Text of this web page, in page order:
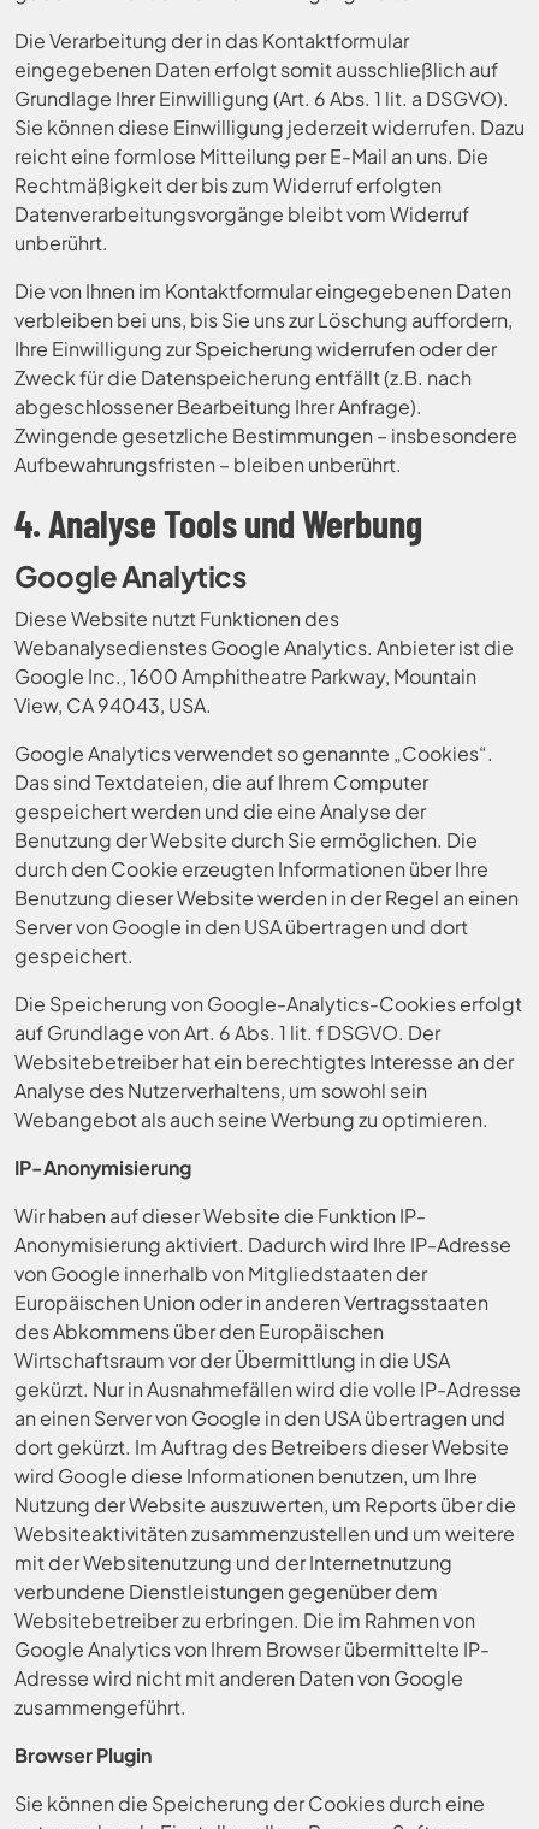
Die Verarbeitung der in das Kontaktformular
eingegebenen Daten erfolgt somit ausschließlich auf
Grundlage Ihrer Einwilligung (Art. 6 Abs. 1 lit. a DSGVO).
Sie können diese Einwilligung jederzeit widerrufen. Dazu
reicht eine formlose Mitteilung per E-Mail an uns. Die
Rechtmäßigkeit der bis zum Widerruf erfolgten
Datenverarbeitungsvorgänge bleibt vom Widerruf
unberührt.
Die von Ihnen im Kontaktformular eingegebenen Daten
verbleiben bei uns, bis Sie uns zur Löschung auffordern,
Ihre Einwilligung zur Speicherung widerrufen oder der
Zweck für die Datenspeicherung entfällt (z.B. nach
abgeschlossener Bearbeitung Ihrer Anfrage).
Zwingende gesetzliche Bestimmungen – insbesondere
Aufbewahrungsfristen – bleiben unberührt.
4. Analyse Tools und Werbung
Google Analytics
Diese Website nutzt Funktionen des
Webanalysedienstes Google Analytics. Anbieter ist die
Google Inc., 1600 Amphitheatre Parkway, Mountain
View, CA 94043, USA.
Google Analytics verwendet so genannte „Cookies“.
Das sind Textdateien, die auf Ihrem Computer
gespeichert werden und die eine Analyse der
Benutzung der Website durch Sie ermöglichen. Die
durch den Cookie erzeugten Informationen über Ihre
Benutzung dieser Website werden in der Regel an einen
Server von Google in den USA übertragen und dort
gespeichert.
Die Speicherung von Google-Analytics-Cookies erfolgt
auf Grundlage von Art. 6 Abs. 1 lit. f DSGVO. Der
Websitebetreiber hat ein berechtigtes Interesse an der
Analyse des Nutzerverhaltens, um sowohl sein
Webangebot als auch seine Werbung zu optimieren.
IP-Anonymisierung
Wir haben auf dieser Website die Funktion IP-
Anonymisierung aktiviert. Dadurch wird Ihre IP-Adresse
von Google innerhalb von Mitgliedstaaten der
Europäischen Union oder in anderen Vertragsstaaten
des Abkommens über den Europäischen
Wirtschaftsraum vor der Übermittlung in die USA
gekürzt. Nur in Ausnahmefällen wird die volle IP-Adresse
an einen Server von Google in den USA übertragen und
dort gekürzt. Im Auftrag des Betreibers dieser Website
wird Google diese Informationen benutzen, um Ihre
Nutzung der Website auszuwerten, um Reports über die
Websiteaktivitäten zusammenzustellen und um weitere
mit der Websitenutzung und der Internetnutzung
verbundene Dienstleistungen gegenüber dem
Websitebetreiber zu erbringen. Die im Rahmen von
Google Analytics von Ihrem Browser übermittelte IP-
Adresse wird nicht mit anderen Daten von Google
zusammengeführt.
Browser Plugin
Sie können die Speicherung der Cookies durch eine